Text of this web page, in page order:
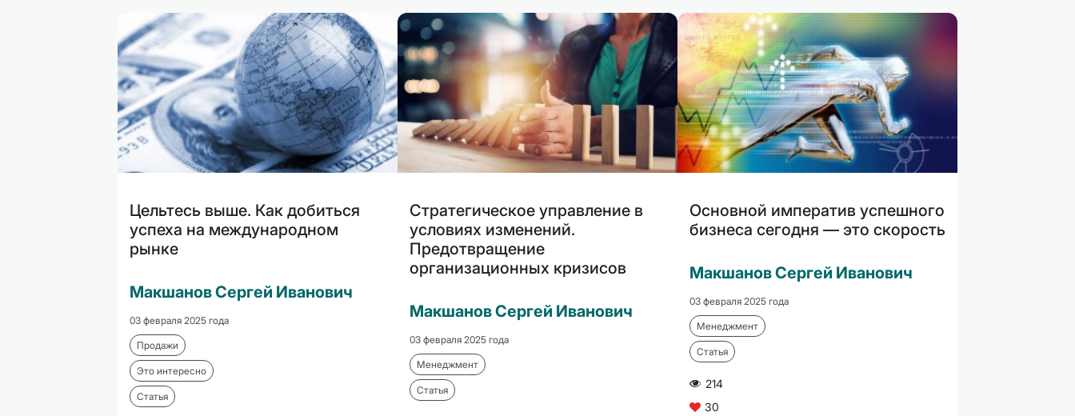
Цельтесь выше. Как добиться
успеха на международном
рынке
Макшанов Сергей Иванович
03 февраля 2025 года
Продажи
Это интересно
Статья
Стратегическое управление в
условиях изменений.
Предотвращение
организационных кризисов
Макшанов Сергей Иванович
03 февраля 2025 года
Менеджмент
Статья
Основной императив успешного
бизнеса сегодня — это скорость
Макшанов Сергей Иванович
03 февраля 2025 года
Менеджмент
Статья
A 214
C 30